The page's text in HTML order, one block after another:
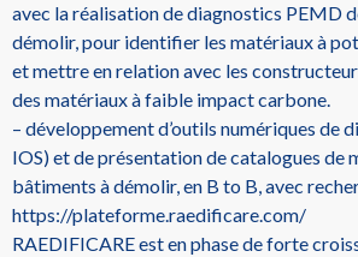
avec la réalisation de diagnostics PEMD
démolir, pour identifier les matériaux à
et mettre en relation avec les
des matériaux à faible impact carbone.
– développement d’outils numériques de
IOS) et de présentation de catalogues de
bâtiments à démolir, en B to B, avec
https://plateforme.raedificare.com/
RAEDIFICARE est en phase de forte